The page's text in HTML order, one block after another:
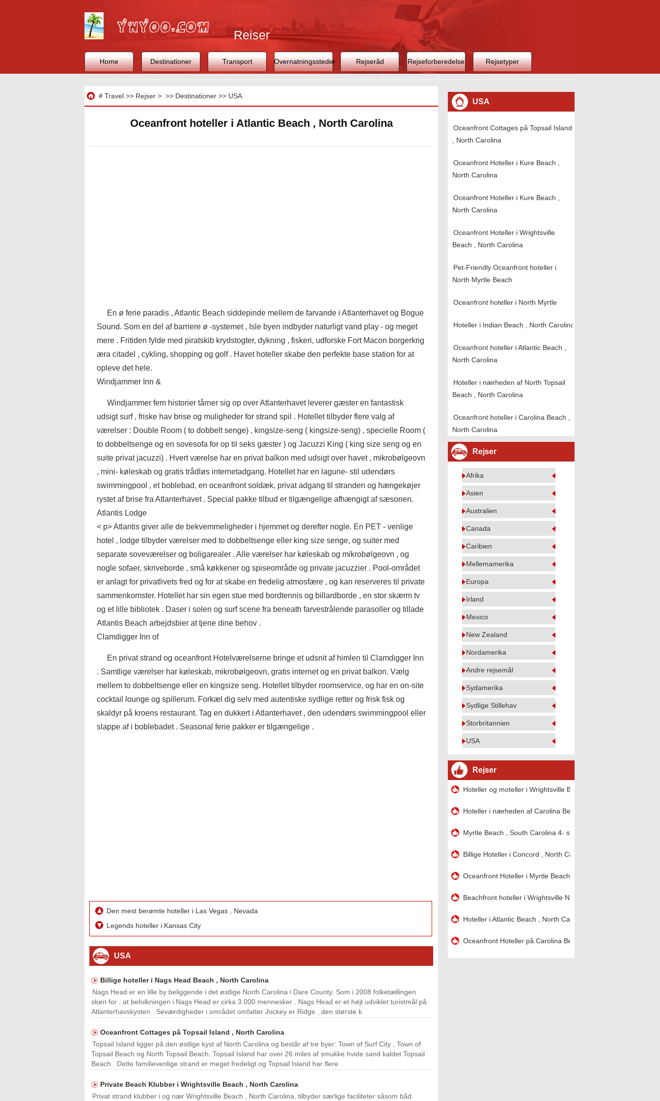
Rejser
Home Destinationer Transport Overnatningssteder Rejseråd Rejseforberedelse Rejsetyper
# Travel>> Rejser> >> Destinationer>> USA
Oceanfront hoteller i Atlantic Beach , North Carolina
En ø ferie paradis , Atlantic Beach siddepinde mellem de farvande i Atlanterhavet og Bogue
Sound. Som en del af barriere ø -systemet , Isle byen indbyder naturligt vand play - og meget
mere . Fritiden fylde med piratskib krydstogter, dykning , fiskeri, udforske Fort Macon borgerkrig
æra citadel , cykling, shopping og golf . Havet hoteller skabe den perfekte base station for at
opleve det hele.
Windjammer Inn &
Windjammer fem historier tårner sig op over Atlanterhavet leverer gæster en fantastisk
udsigt surf , friske hav brise og muligheder for strand spil . Hotellet tilbyder flere valg af
værelser : Double Room ( to dobbelt senge) , kingsize-seng ( kingsize-seng) , specielle Room (
to dobbeltsenge og en sovesofa for op til seks gæster ) og Jacuzzi King ( king size seng og en
suite privat jacuzzi) . Hvert værelse har en privat balkon med udsigt over havet , mikrobølgeovn
, mini- køleskab og gratis trådløs internetadgang. Hotellet har en lagune- stil udendørs
swimmingpool , et boblebad, en oceanfront soldæk, privat adgang til stranden og hængekøjer
rystet af brise fra Atlanterhavet . Special pakke tilbud er tilgængelige afhængigt af sæsonen.
Atlantis Lodge
< p> Atlantis giver alle de bekvemmeligheder i hjemmet og derefter nogle. En PET - venlige
hotel , lodge tilbyder værelser med to dobbeltsenge eller king size senge, og suiter med
separate soveværelser og boligarealer . Alle værelser har køleskab og mikrobølgeovn , og
nogle sofaer, skriveborde , små køkkener og spiseområde og private jacuzzier . Pool-området
er anlagt for privatlivets fred og for at skabe en fredelig atmosfære , og kan reserveres til private
sammenkomster. Hotellet har sin egen stue med bordtennis og billardborde , en stor skærm tv
og et lille bibliotek . Daser i solen og surf scene fra beneath farvestrålende parasoller og tillade
Atlantis Beach arbejdsbier at tjene dine behov .
Clamdigger Inn of
En privat strand og oceanfront Hotelværelserne bringe et udsnit af himlen til Clamdigger Inn
. Samtlige værelser har køleskab, mikrobølgeovn, gratis internet og en privat balkon. Vælg
mellem to dobbeltsenge eller en kingsize seng. Hotellet tilbyder roomservice, og har en on-site
cocktail lounge og spillerum. Forkæl dig selv med autentiske sydlige retter og frisk fisk og
skaldyr på kroens restaurant. Tag en dukkert i Atlanterhavet , den udendørs swimmingpool eller
slappe af i boblebadet . Seasonal ferie pakker er tilgængelige .
Den mest berømte hoteller i Las Vegas , Nevada
Legends hoteller i Kansas City
USA
Billige hoteller i Nags Head Beach , North Carolina
Nags Head er en lille by beliggende i det østlige North Carolina i Dare County. Som i 2008 folketællingen
skøn for , at befolkningen i Nags Head er cirka 3.000 mennesker . Nags Head er et højt udviklet turistmål på
Atlanterhavskysten . Seværdigheder i området omfatter Jockey er Ridge , den største k
Oceanfront Cottages på Topsail Island , North Carolina
Topsail Island ligger på den østlige kyst af North Carolina og består af tre byer: Town of Surf City , Town of
Topsail Beach og North Topsail Beach. Topsail Island har over 26 miles af smukke hvide sand kaldet Topsail
Beach . Dette familievenlige strand er meget fredeligt og Topsail Island har flere
Private Beach Klubber i Wrightsville Beach , North Carolina
Privat strand klubber i og nær Wrightsville Beach , North Carolina, tilbyder særlige faciliteter såsom båd
USA
Oceanfront Cottages på Topsail Island
, North Carolina
Oceanfront Hoteller i Kure Beach ,
North Carolina
Oceanfront Hoteller i Kure Beach ,
North Carolina
Oceanfront Hoteller i Wrightsville
Beach , North Carolina
Pet-Friendly Oceanfront hoteller i
North Myrtle Beach
Oceanfront hoteller i North Myrtle
Hoteller i Indian Beach , North Carolina
Oceanfront hoteller i Atlantic Beach ,
North Carolina
Hoteller i nærheden af ​​North Topsail
Beach , North Carolina
Oceanfront hoteller i Carolina Beach ,
North Carolina
Rejser
Afrika
Asien
Australien
Canada
Caribien
Mellemamerika
Europa
Irland
Mexico
New Zealand
Nordamerika
Andre rejsemål
Sydamerika
Sydlige Stillehav
Storbritannien
USA
Rejser
Hoteller og moteller i Wrightsville Beach , North Carolina
Hoteller i nærheden af ​​Carolina Beach , North Carolina
Myrtle Beach , South Carolina 4- stjernede hoteller Oceanfront
Billige Hoteller i Concord , North Carolina
Oceanfront Hoteller i Myrtle Beach , South Carolina
Beachfront hoteller i Wrightsville North Carolina
Hoteller i Atlantic Beach , North Carolina
Oceanfront Hoteller på Carolina Beach